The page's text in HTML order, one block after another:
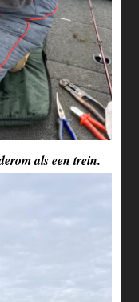
als een trein.